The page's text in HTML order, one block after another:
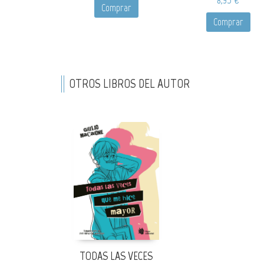
Comprar
Comprar
OTROS LIBROS DEL AUTOR
TODAS LAS VECES